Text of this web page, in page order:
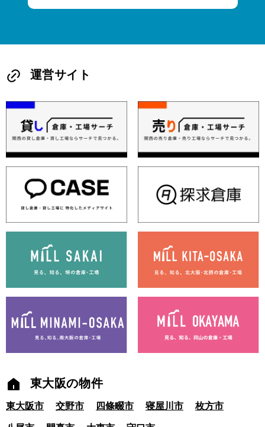
運営サイト
東大阪の物件
東大阪市 交野市 四條畷市 寝屋川市 枚方市